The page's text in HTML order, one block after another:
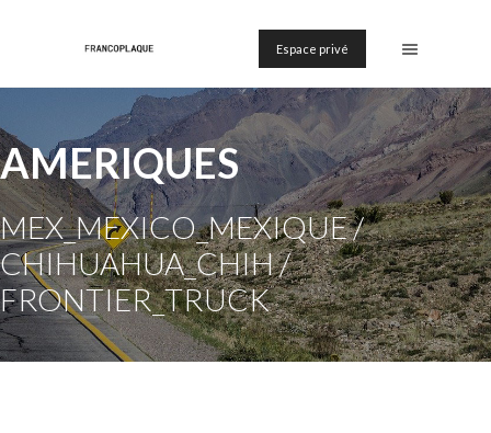
Espace privé
AMERIQUES
MEX_MEXICO_MEXIQUE /
CHIHUAHUA_CHIH /
FRONTIER_TRUCK